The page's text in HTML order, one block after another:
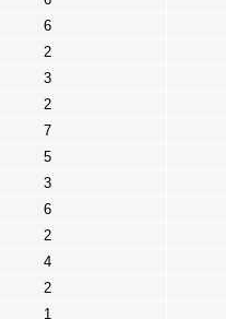
6
2
3
2
7
5
3
6
2
4
2
1